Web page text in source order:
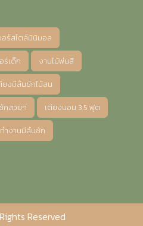
อร์สไตล์มินิมอล
ร์เด็ก งานไม้พ่นสี
ยงมีลิ้นชักไม้สน
กสวยๆ เตียงนอน 3.5 ฟุต
ทำงานมีลิ้นชัก
Reserved